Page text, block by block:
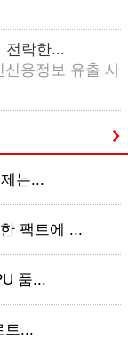
전락한...
신용정보 유출 사
는...
팩트에 ...
품...
트...